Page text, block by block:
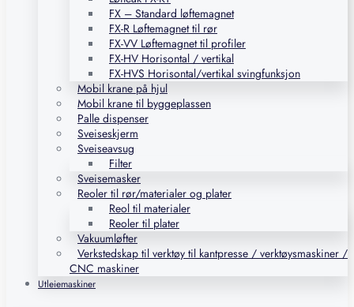
FX – Standard løftemagnet
FX-R Løftemagnet til rør
FX-VV Løftemagnet til profiler
FX-HV Horisontal / vertikal
FX-HVS Horisontal/vertikal svingfunksjon
Mobil krane på hjul
Mobil krane til byggeplassen
Palle dispenser
Sveiseskjerm
Sveiseavsug
Filter
Sveisemasker
Reoler til rør/materialer og plater
Reol til materialer
Reoler til plater
Vakuumløfter
Verkstedskap til verktøy til kantpresse / verktøysmaskiner /
CNC maskiner
Utleiemaskiner